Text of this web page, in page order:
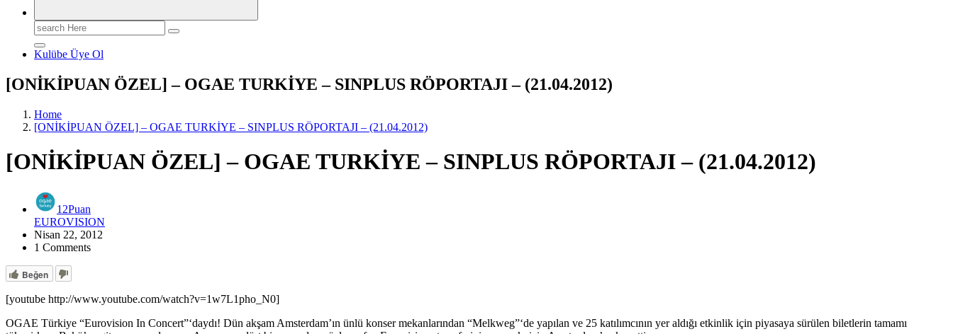
Search
for:
Kulübe Üye Ol
[ONİKİPUAN ÖZEL] – OGAE TURKİYE – SINPLUS RÖPORTAJI – (21.04.2012)
Home
[ONİKİPUAN ÖZEL] – OGAE TURKİYE – SINPLUS RÖPORTAJI – (21.04.2012)
[ONİKİPUAN ÖZEL] – OGAE TURKİYE – SINPLUS RÖPORTAJI – (21.04.2012)
12Puan
EUROVISION
Nisan 22, 2012
1 Comments
Beğen
[youtube http://www.youtube.com/watch?v=1w7L1pho_N0]
OGAE Türkiye “Eurovision In Concert”‘daydı! Dün akşam Amsterdam’ın ünlü konser mekanlarından “Melkweg”‘de yapılan ve 25 katılımcının yer aldığı etkinlik için piyasaya sürülen biletlerin tamamı